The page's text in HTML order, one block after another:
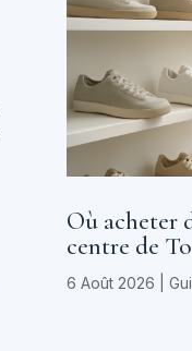
Où acheter
centre de
6 Août 2026